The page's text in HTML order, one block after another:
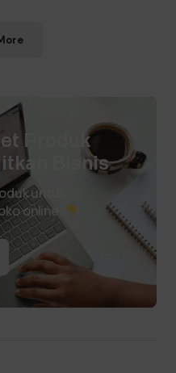
Produk
Bisnis
untuk
online.